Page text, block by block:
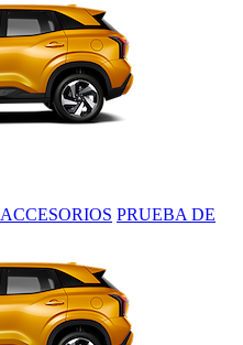
ACCESORIOS PRUEBA DE